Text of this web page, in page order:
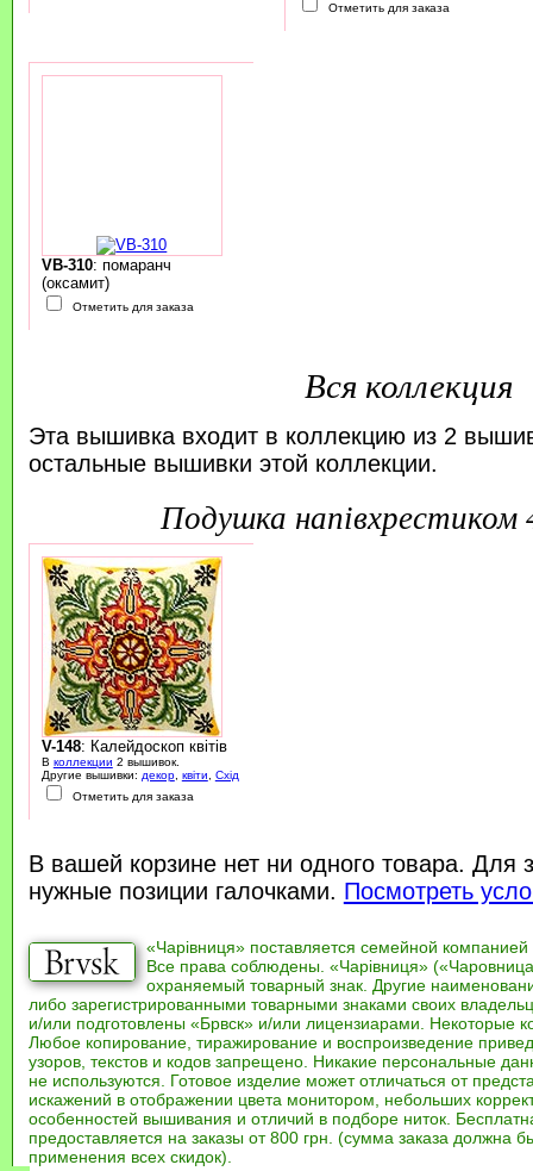
Отметить для заказа
VB-310: помаранч
(оксамит)
Отметить для заказа
Вся коллекция
Эта вышивка входит в коллекцию из 2
остальные вышивки этой коллекции.
подушка
V-148: Калейдоскоп квітів
В коллекции 2 вышивок.
Другие вышивки: декор, квіти
Схід
Отметить для заказа
В вашей корзине нет ни одного товара. Для
нужные позиции галочками. Посмотреть
«Чарівниця» поставляется семейной компанией
Все права соблюдены. «Чарівниця»
охраняемый товарный знак. Другие
либо зарегистрированными товарными знаками своих
и/или подготовлены «Брвск» и/или лицензиарами. Некоторые
Любое копирование, тиражирование и воспроизведение
узоров, текстов и кодов запрещено. Никакие персональные
не используются. Готовое изделие может отличаться от
искажений в отображении цвета монитором, небольших
особенностей вышивания и отличий в подборе ниток.
предоставляется на заказы от 800 грн. (сумма заказа должна
применения всех скидок).